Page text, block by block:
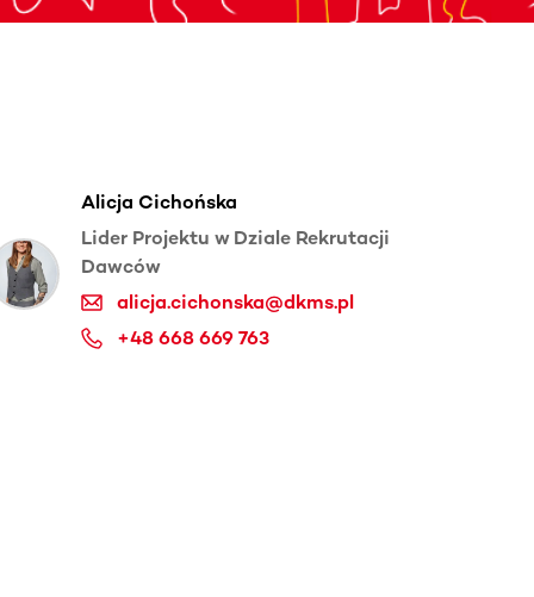
Alicja Cichońska
Lider Projektu w Dziale Rekrutacji
Dawców
alicja.cichonska@dkms.pl
+48 668 669 763